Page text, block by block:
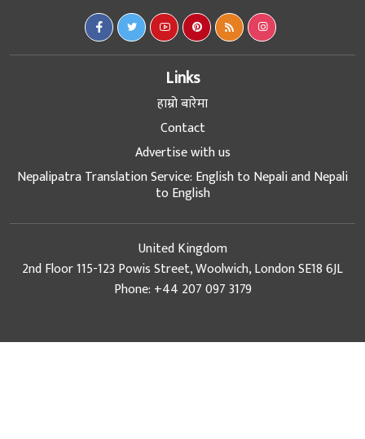
Links
हाम्रो बारेमा
Contact
Advertise with us
Nepalipatra Translation Service: English to Nepali and Nepali
United Kingdom
Nepal
Email: info@nepalipatra.com